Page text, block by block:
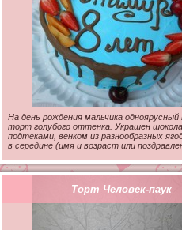
На день рождения мальчика одноярусный
торт голубого оттенка. Украшен
подтеками, венком из разнообразных
в середине (имя и возраст или
Торт Человек-паук